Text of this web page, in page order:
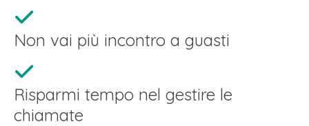
Non vai più incontro a guasti
Risparmi tempo nel gestire le
chiamate